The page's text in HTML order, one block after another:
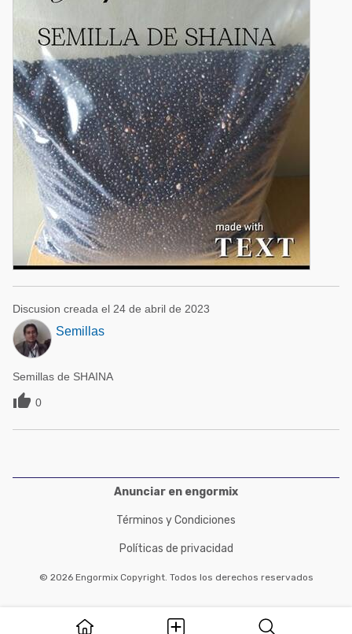
Discusion creada el 24 de abril de 2023
Semillas
Semillas de SHAINA
 0
Anunciar en engormix
Términos y Condiciones
Políticas de privacidad
© 2026 Engormix Copyright. Todos los derechos reservados